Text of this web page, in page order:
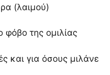
(λαιμού)
φόβο της ομιλίας
και για όσους μιλάνε